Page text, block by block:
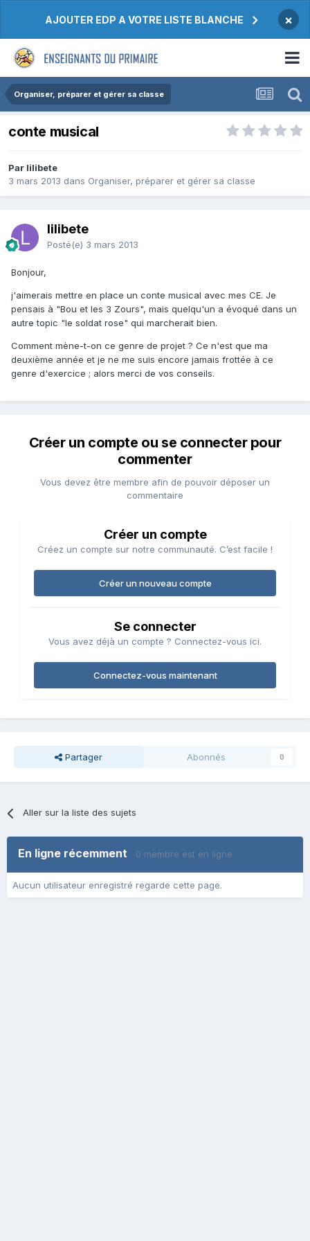
AJOUTER EDP A VOTRE LISTE BLANCHE ×
Organiser, préparer et gérer sa classe
conte musical
Par lilibete
3 mars 2013 dans Organiser, préparer et gérer sa classe
lilibete
Posté(e) 3 mars 2013
Bonjour,
j'aimerais mettre en place un conte musical avec mes CE. Je
pensais à "Bou et les 3 Zours", mais quelqu'un a évoqué dans un
autre topic "le soldat rose" qui marcherait bien.
Comment mène-t-on ce genre de projet ? Ce n'est que ma
deuxième année et je ne me suis encore jamais frottée à ce
genre d'exercice ; alors merci de vos conseils.
Créer un compte ou se connecter pour
commenter
Vous devez être membre afin de pouvoir déposer un
commentaire
Créer un compte
Créez un compte sur notre communauté. C’est facile !
Créer un nouveau compte
Se connecter
Vous avez déjà un compte ? Connectez-vous ici.
Connectez-vous maintenant
Partager Abonnés 0
Aller sur la liste des sujets
En ligne récemment 0 membre est en ligne
Aucun utilisateur enregistré regarde cette page.